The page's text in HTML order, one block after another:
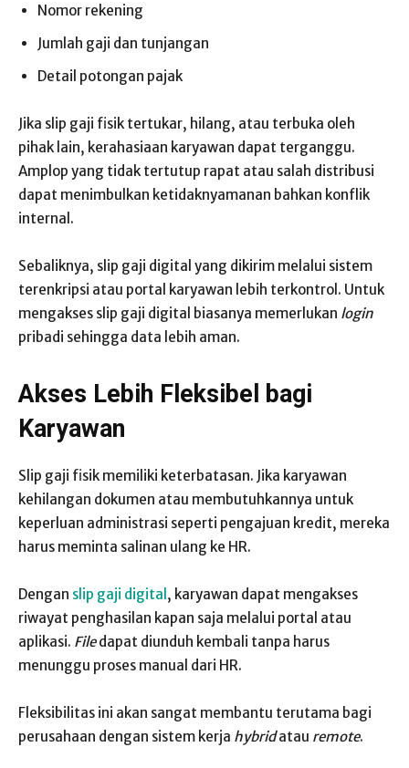
Nomor rekening
Jumlah gaji dan tunjangan
Detail potongan pajak
Jika slip gaji fisik tertukar, hilang, atau terbuka oleh
pihak lain, kerahasiaan karyawan dapat terganggu.
Amplop yang tidak tertutup rapat atau salah distribusi
dapat menimbulkan ketidaknyamanan bahkan konflik
internal.
Sebaliknya, slip gaji digital yang dikirim melalui sistem
terenkripsi atau portal karyawan lebih terkontrol. Untuk
mengakses slip gaji digital biasanya memerlukan login
pribadi sehingga data lebih aman.
Akses Lebih Fleksibel bagi
Karyawan
Slip gaji fisik memiliki keterbatasan. Jika karyawan
kehilangan dokumen atau membutuhkannya untuk
keperluan administrasi seperti pengajuan kredit, mereka
harus meminta salinan ulang ke HR.
Dengan slip gaji digital , karyawan dapat mengakses
riwayat penghasilan kapan saja melalui portal atau
aplikasi. Filedapat diunduh kembali tanpa harus
menunggu proses manual dari HR.
Fleksibilitas ini akan sangat membantu terutama bagi
perusahaan dengan sistem kerja hybridatau remote.